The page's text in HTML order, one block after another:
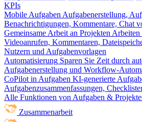
KPIs
Mobile Aufgaben Aufgabenerstellung,
Benachrichtigungen, Kommentare, Chat
Gemeinsame Arbeit an Projekten Arbeiten
Videoanrufen, Kommentaren,
Nutzern und Aufgabenvorlagen
Automatisierung Sparen Sie Zeit durch
Aufgabenerstellung und Workflow-
CoPilot in Aufgaben KI-generierte
Aufgabenzusammenfassungen,
Alle Funktionen von Aufgaben &
Zusammenarbeit